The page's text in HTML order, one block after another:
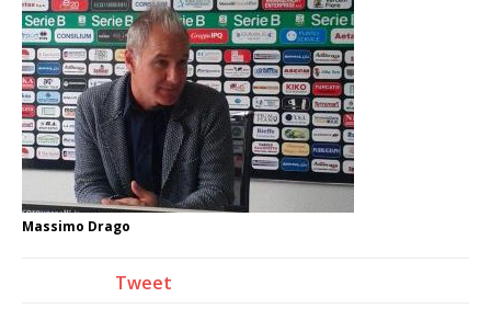
Massimo Drago
Tweet